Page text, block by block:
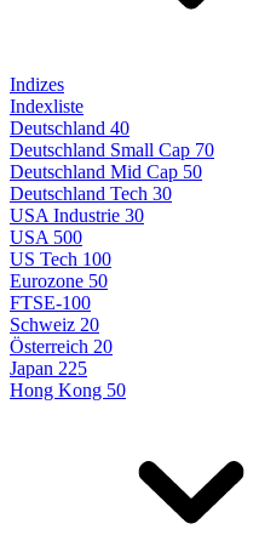
Indizes
Indexliste
Deutschland 40
Deutschland Small Cap 70
Deutschland Mid Cap 50
Deutschland Tech 30
USA Industrie 30
USA 500
US Tech 100
Eurozone 50
FTSE-100
Schweiz 20
Österreich 20
Japan 225
Hong Kong 50